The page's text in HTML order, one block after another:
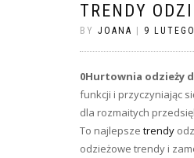
TRENDY
BY JOANA 9
0Hurtownia odzieży
funkcji i przyczyniając
dla rozmaitych
To najlepsze trendy
odzieżowe trendy i